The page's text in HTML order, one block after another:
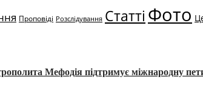
Проповіді Розслідування Статті Фото
Мефодія підтримує міжнародну